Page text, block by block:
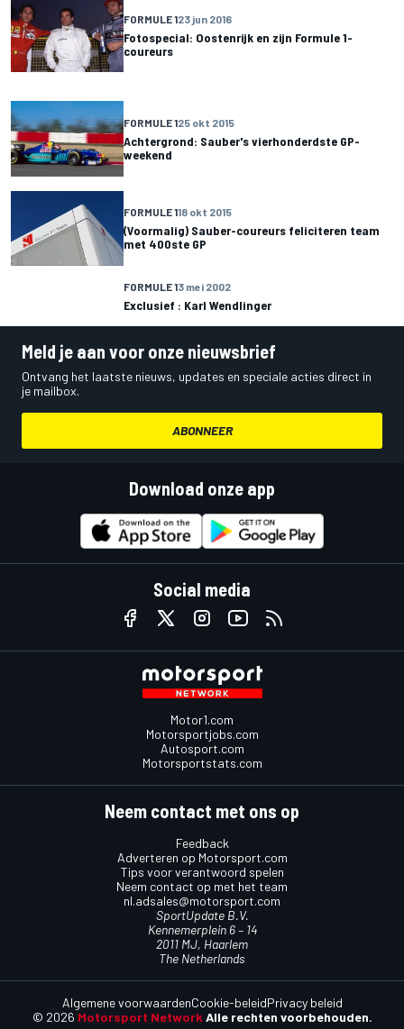
FORMULE 123 jun 2016
Fotospecial: Oostenrijk en zijn Formule 1-
coureurs
FORMULE 125 okt 2015
Achtergrond: Sauber's vierhonderdste GP-
weekend
FORMULE 118 okt 2015
(Voormalig) Sauber-coureurs feliciteren team
met 400ste GP
FORMULE 13 mei 2002
Exclusief : Karl Wendlinger
Meld je aan voor onze nieuwsbrief
Ontvang het laatste nieuws, updates en speciale acties direct in
je mailbox.
ABONNEER
Download onze app
Social media
Motor1.com
Motorsportjobs.com
Autosport.com
Motorsportstats.com
Neem contact met ons op
Feedback
Adverteren op Motorsport.com
Tips voor verantwoord spelen
Neem contact op met het team
nl.adsales@motorsport.com
SportUpdate B.V.
Kennemerplein 6 – 14
2011 MJ, Haarlem
The Netherlands
© 2026 Motorsport Network Alle rechten voorbehouden.
Algemene voorwaardenCookie-beleidPrivacy beleid